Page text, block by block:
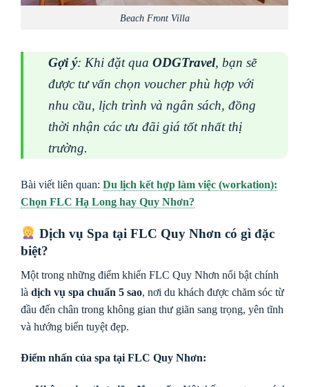
Beach Front Villa
Gợi ý: Khi đặt qua ODGTravel, bạn sẽ
được tư vấn chọn voucher phù hợp với
nhu cầu, lịch trình và ngân sách, đồng
thời nhận các ưu đãi giá tốt nhất thị
trường.
Bài viết liên quan: Du lịch kết hợp làm việc (workation):
Chọn FLC Hạ Long hay Quy Nhơn?
Dịch vụ Spa tại FLC Quy Nhơn có gì đặc
biệt?
Một trong những điểm khiến FLC Quy Nhơn nổi bật chính
là dịch vụ spa chuẩn 5 sao, nơi du khách được chăm sóc từ
đầu đến chân trong không gian thư giãn sang trọng, yên tĩnh
và hướng biển tuyệt đẹp.
Điểm nhấn của spa tại FLC Quy Nhơn: